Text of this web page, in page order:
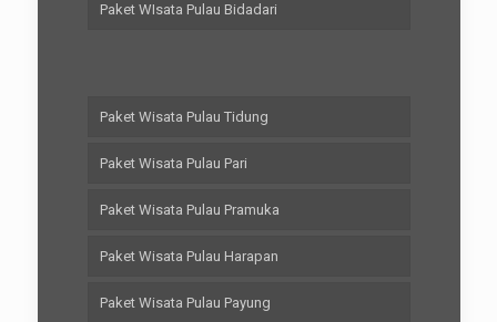
Paket WIsata Pulau Bidadari
Paket Wisata Pulau Tidung
Paket Wisata Pulau Pari
Paket Wisata Pulau Pramuka
Paket Wisata Pulau Harapan
Paket Wisata Pulau Payung